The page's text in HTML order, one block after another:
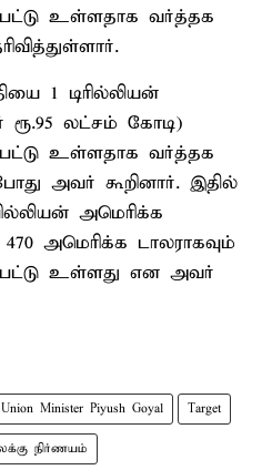
உள்ளதாக வர்த்தக
1 டிரில்லியன்
ரூ.95 லட்சம் கோடி)
உள்ளதாக வர்த்தக
அவர் கூறினார். இதில்
அமெரிக்க
அமெரிக்க டாலராகவும்
உள்ளது என அவர்
Union Minister Piyush Goyal Target
நிர்ணயம்